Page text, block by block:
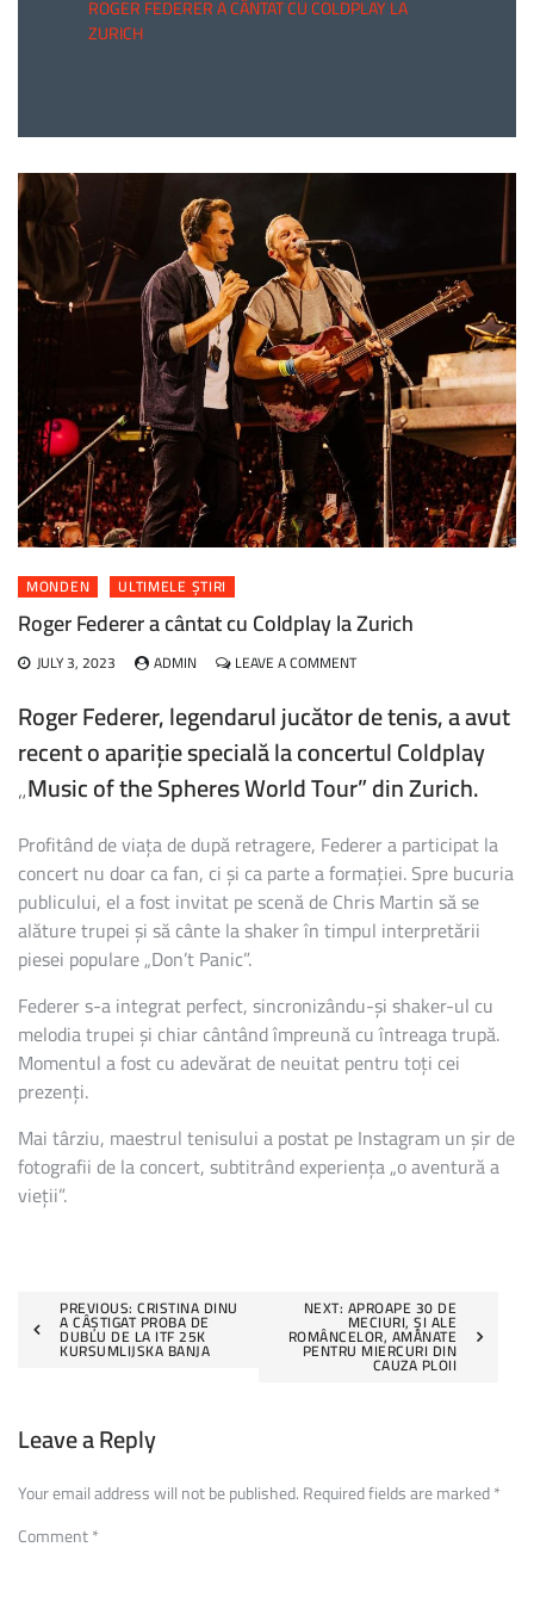
ROGER FEDERER A CÂNTAT CU COLDPLAY LA
ZURICH
MONDEN ULTIMELE ȘTIRI
Roger Federer a cântat cu Coldplay la Zurich
JULY 3, 2023 ADMIN LEAVE A COMMENTON
FEDERER
A
CÂNTAT
CU
COLDPLAY
Roger Federer, legendarul jucător de tenis, a avut
recent o apariție specială la concertul Coldplay
„Music of the Spheres World Tour” din Zurich.
Profitând de viața de după retragere, Federer a participat la
concert nu doar ca fan, ci și ca parte a formației. Spre bucuria
publicului, el a fost invitat pe scenă de Chris Martin să se
alăture trupei și să cânte la shaker în timpul interpretării
piesei populare „Don’t Panic”.
Federer s-a integrat perfect, sincronizându-și shaker-ul cu
melodia trupei și chiar cântând împreună cu întreaga trupă.
Momentul a fost cu adevărat de neuitat pentru toți cei
prezenți.
Mai târziu, maestrul tenisului a postat pe Instagram un șir de
fotografii de la concert, subtitrând experiența „o aventură a
vieții”.
Post
navigation
PREVIOUS: CRISTINA DINU
A CÂȘTIGAT PROBA DE
DUBLU DE LA ITF 25K
KURSUMLIJSKA BANJA
NEXT: APROAPE 30 DE
MECIURI, ȘI ALE
ROMÂNCELOR, AMÂNATE
PENTRU MIERCURI DIN
CAUZA PLOII
Leave a Reply
Your email address will not be published.Required fields are marked*
Comment*